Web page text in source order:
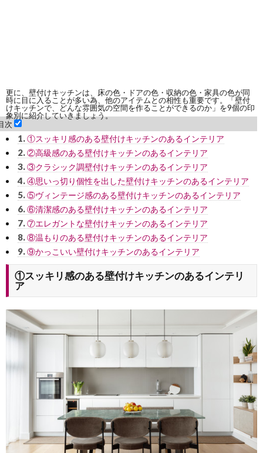
更に、壁付けキッチンは、床の色・ドアの色・収納の色・家具の色が同
時に目に入ることが多い為、他のアイテムとの相性も重要です。「壁付
けキッチンで、どんな雰囲気の空間を作ることができるのか」を9個の印
象別に紹介していきましょう。
次
1.①スッキリ感のある壁付けキッチンのあるインテリア
2.②高級感のある壁付けキッチンのあるインテリア
3.③クラシック調壁付けキッチンのあるインテリア
4.④思いっ切り個性を出した壁付けキッチンのあるインテリア
5.⑤ヴィンテージ感のある壁付けキッチンのあるインテリア
6.⑥清潔感のある壁付けキッチンのあるインテリア
7.⑦エレガントな壁付けキッチンのあるインテリア
8.⑧温もりのある壁付けキッチンのあるインテリア
9.⑨かっこいい壁付けキッチンのあるインテリア
①スッキリ感のある壁付けキッチンのあるインテリ
ア